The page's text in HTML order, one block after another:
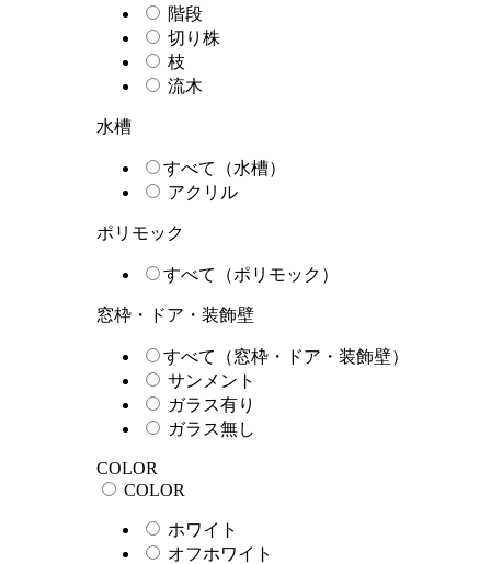
階段
切り株
枝
流木
水槽
すべて（水槽）
アクリル
ポリモック
すべて（ポリモック）
窓枠・ドア・装飾壁
すべて（窓枠・ドア・装飾壁）
サンメント
ガラス有り
ガラス無し
COLOR
COLOR
ホワイト
オフホワイト